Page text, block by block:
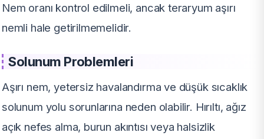
Nem oranı kontrol edilmeli, ancak teraryum aşırı
nemli hale getirilmemelidir.
Solunum Problemleri
Aşırı nem, yetersiz havalandırma ve düşük sıcaklık
solunum yolu sorunlarına neden olabilir. Hırıltı, ağız
açık nefes alma, burun akıntısı veya halsizlik